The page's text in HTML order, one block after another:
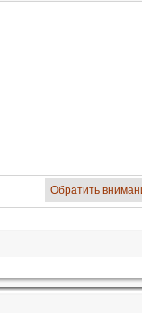
Обратить